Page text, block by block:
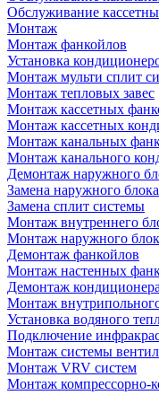
Обслуживание
Монтаж
Монтаж фанкойлов
Установка
Монтаж мульти сплит
Монтаж тепловых завес
Монтаж кассетных
Монтаж кассетных
Монтаж канальных
Монтаж канального
Демонтаж наружного
Замена наружного
Замена сплит системы
Монтаж внутреннего
Монтаж наружного
Демонтаж фанкойлов
Монтаж настенных
Демонтаж кондиционера
Монтаж
Установка водяного
Подключение
Монтаж системы
Монтаж VRV систем
Монтаж компрессорно-